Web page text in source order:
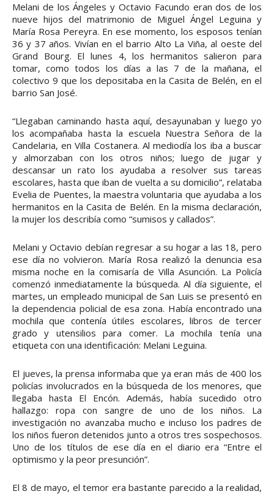
Melani de los Ángeles y Octavio Facundo eran dos de los
nueve hijos del matrimonio de Miguel Ángel Leguina y
María Rosa Pereyra. En ese momento, los esposos tenían
36 y 37 años. Vivían en el barrio Alto La Viña, al oeste del
Grand Bourg. El lunes 4, los hermanitos salieron para
tomar, como todos los días a las 7 de la mañana, el
colectivo 9 que los depositaba en la Casita de Belén, en el
barrio San José.
“Llegaban caminando hasta aquí, desayunaban y luego yo
los acompañaba hasta la escuela Nuestra Señora de la
Candelaria, en Villa Costanera. Al mediodía los iba a buscar
y almorzaban con los otros niños; luego de jugar y
descansar un rato los ayudaba a resolver sus tareas
escolares, hasta que iban de vuelta a su domicilio”, relataba
Evelia de Puentes, la maestra voluntaria que ayudaba a los
hermanitos en la Casita de Belén. En la misma declaración,
la mujer los describía como “sumisos y callados”.
Melani y Octavio debían regresar a su hogar a las 18, pero
ese día no volvieron. María Rosa realizó la denuncia esa
misma noche en la comisaría de Villa Asunción. La Policía
comenzó inmediatamente la búsqueda. Al día siguiente, el
martes, un empleado municipal de San Luis se presentó en
la dependencia policial de esa zona. Había encontrado una
mochila que contenía útiles escolares, libros de tercer
grado y utensilios para comer. La mochila tenía una
etiqueta con una identificación: Melani Leguina.
El jueves, la prensa informaba que ya eran más de 400 los
policías involucrados en la búsqueda de los menores, que
llegaba hasta El Encón. Además, había sucedido otro
hallazgo: ropa con sangre de uno de los niños. La
investigación no avanzaba mucho e incluso los padres de
los niños fueron detenidos junto a otros tres sospechosos.
Uno de los títulos de ese día en el diario era “Entre el
optimismo y la peor presunción”.
El 8 de mayo, el temor era bastante parecido a la realidad,